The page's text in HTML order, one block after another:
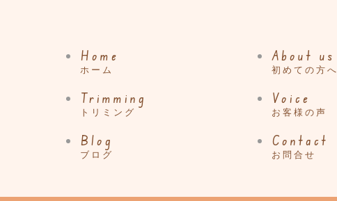
Home
ホーム
About us
初めての方へ
Trimming
トリミング
Voice
お客様の声
Blog
ブログ
Contact
お問合せ